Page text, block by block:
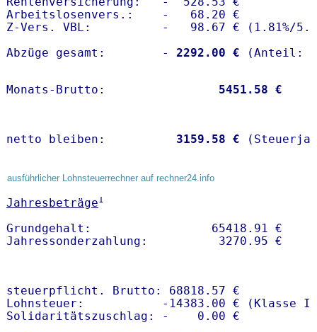
Arbeitslosenvers.:    -   68.20 €
Z-Vers. VBL:          -   98.67 € ( 1.81%/
Abzüge gesamt:        -
2292.00 €
Monats-Brutto: 5451.58 €
netto bleiben: 3159.58 €
ausführlicher Lohnsteuerrechner auf rechner24.info
Jahresbeträge1
Grundgehalt:                 65418.91 €
steuerpflicht. Brutto: 68818.57 €
Lohnsteuer:           -14383.00 € (Klasse I)
Solidaritätszuschlag: -    0.00 €